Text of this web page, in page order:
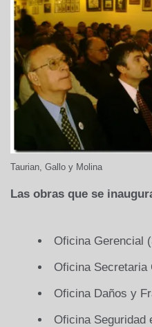
Taurian, Gallo y Molina
Las obras que se
Oficina Gerencial
Oficina Secretaria
Oficina Daños y
Oficina Seguridad